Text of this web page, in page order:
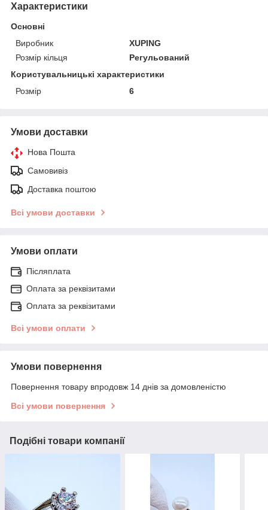
Характеристики
Основні
Виробник
XUPING
Розмір кільця
Регульований
Користувальницькі характеристики
Розмір
6
Умови доставки
Нова Пошта
Самовивіз
Доставка поштою
Всі умови доставки
Умови оплати
Післяплата
Оплата за реквізитами
Оплата за реквізитами
Всі умови оплати
Умови повернення
Повернення товару впродовж 14 днів за домовленістю
Всі умови повернення
Подібні товари компанії